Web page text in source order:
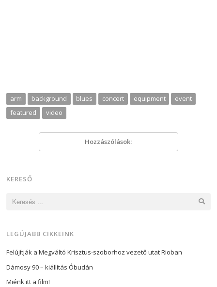
arm background blues concert equipment
event
featured
video
Hozzászólások:
KERESŐ
LEGÚJABB CIKKEINK
Felújítják a Megváltó Krisztus-szoborhoz vezető utat Rioban
Dámosy 90 – kiállítás Óbudán
Miénk itt a film!